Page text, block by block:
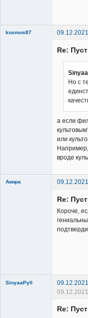
kosmos87
Re:
Но с
а если
или
вроде
Акира
Re:
Короче,
SinyaaPyll
Re: